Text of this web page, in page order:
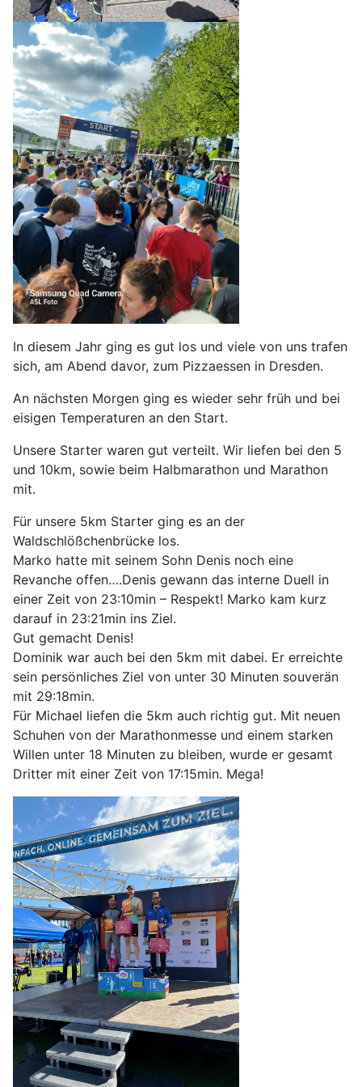
In diesem Jahr ging es gut los und viele von uns trafen
sich, am Abend davor, zum Pizzaessen in Dresden.
An nächsten Morgen ging es wieder sehr früh und bei
eisigen Temperaturen an den Start.
Unsere Starter waren gut verteilt. Wir liefen bei den 5
und 10km, sowie beim Halbmarathon und Marathon
mit.
Für unsere 5km Starter ging es an der
Waldschlößchenbrücke los.
Marko hatte mit seinem Sohn Denis noch eine
Revanche offen….Denis gewann das interne Duell in
einer Zeit von 23:10min – Respekt! Marko kam kurz
darauf in 23:21min ins Ziel.
Gut gemacht Denis!
Dominik war auch bei den 5km mit dabei. Er erreichte
sein persönliches Ziel von unter 30 Minuten souverän
mit 29:18min.
Für Michael liefen die 5km auch richtig gut. Mit neuen
Schuhen von der Marathonmesse und einem starken
Willen unter 18 Minuten zu bleiben, wurde er gesamt
Dritter mit einer Zeit von 17:15min. Mega!